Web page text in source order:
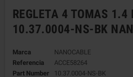
REGLETA 4 TOMAS 1.4
10.37.0004-NS-BK
Marca
NANOCABLE
Referencia
ACCE58264
Part Number
10.37.0004-NS-BK